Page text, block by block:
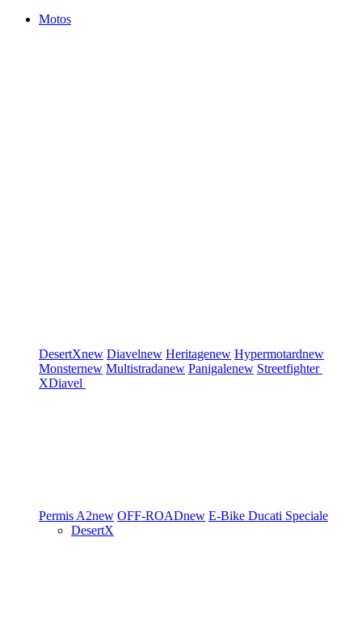
Motos
DesertXnew Diavelnew Heritagenew Hypermotardnew
Monsternew Multistradanew Panigalenew Streetfighter
XDiavel
Permis A2new OFF-ROADnew E-Bike Ducati Speciale
DesertX